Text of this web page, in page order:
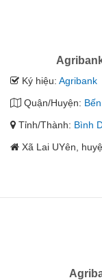
Ký hiệu: Agribank
Quận/Huyện:
Tỉnh/Thành: Bình
Xã Lai UYên,